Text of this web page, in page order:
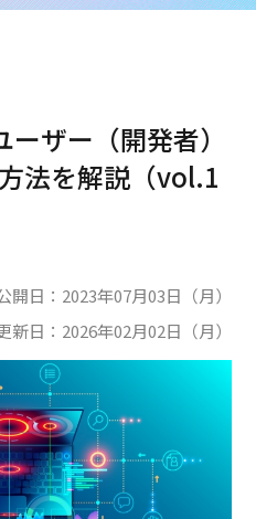
ザー（開発者）
法を解説（vol.1
開日： 2023年07月03日（月）
新日： 2026年02月02日（月）